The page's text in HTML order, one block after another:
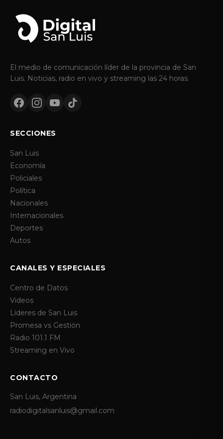
El medio de comunicación líder de la provincia de San
Luis. Noticias, radio en vivo y streaming las 24 horas.
SECCIONES
San Luis
Economía
Policiales
Política
Nacionales
Internacionales
Deportes
Autos
CANALES Y ESPECIALES
Centro de Datos
Videos
Líderes de San Luis
Promesa vs Gestión
Radio 101.1 FM
Streaming en Vivo
CONTACTO
San Luis, Argentina
radiodigitalsanluis@gmail.com